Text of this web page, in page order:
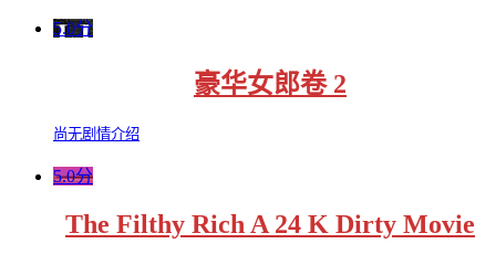
5.0分
豪华女郎卷 2
尚无剧情介绍
5.0分
The Filthy Rich A 24 K Dirty Movie